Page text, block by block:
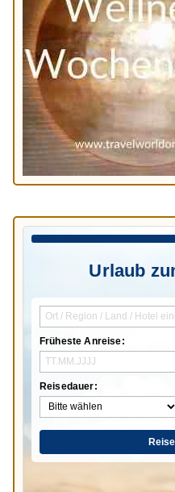
Urlaub
Früheste Anreise:
Reisedauer: